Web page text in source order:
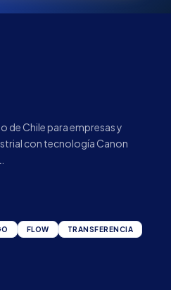
de Chile para empresas y
con tecnología Canon
FLOW TRANSFERENCIA